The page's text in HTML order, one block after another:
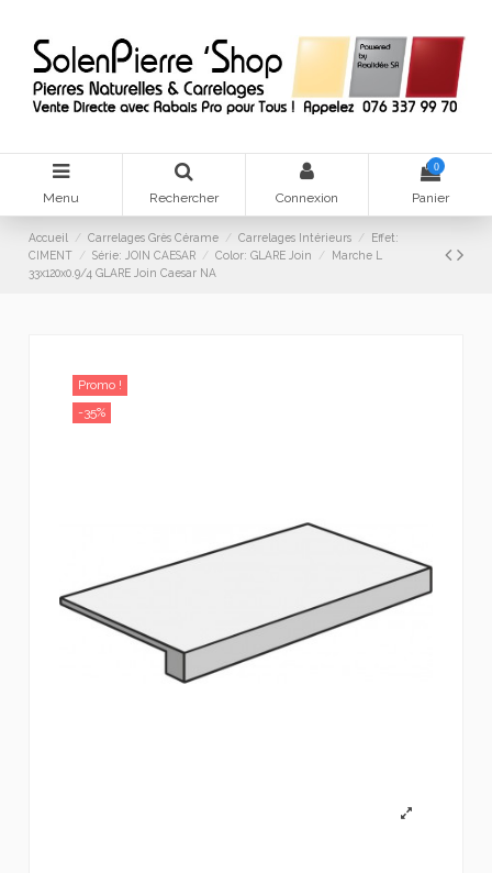
Menu Rechercher Connexion
0
Panier
Accueil Carrelages Grès Cérame Carrelages Intérieurs
Effet:
CIMENT
Série: JOIN CAESAR Color: GLARE Join
Marche L
33x120x0.9/4 GLARE Join Caesar NA
Promo !
-35%